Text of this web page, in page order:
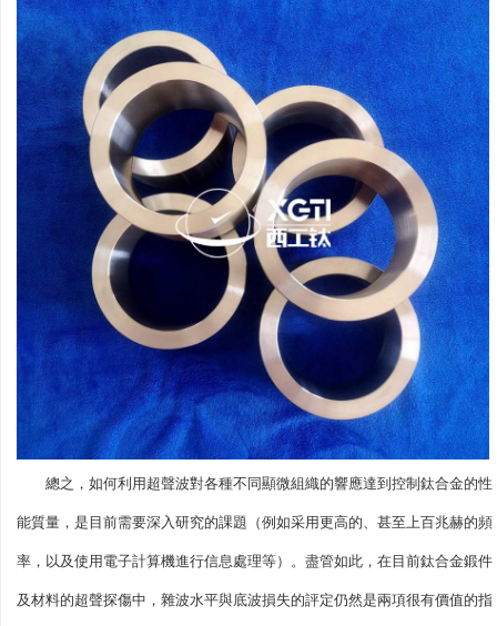
總之，如何利用超聲波對各種不同顯微組織的響應達到控制鈦合金的性
能質量，是目前需要深入研究的課題（例如采用更高的、甚至上百兆赫的頻
率，以及使用電子計算機進行信息處理等）。盡管如此，在目前鈦合金鍛件
及材料的超聲探傷中，雜波水平與底波損失的評定仍然是兩項很有價值的指